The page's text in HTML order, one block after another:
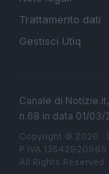
Trattamento dati
Gestisci Utiq
Canale di
n.68 in data 01/03/
Copyright © 2026 ·
P.IVA 13542920965
All Rights Reserved